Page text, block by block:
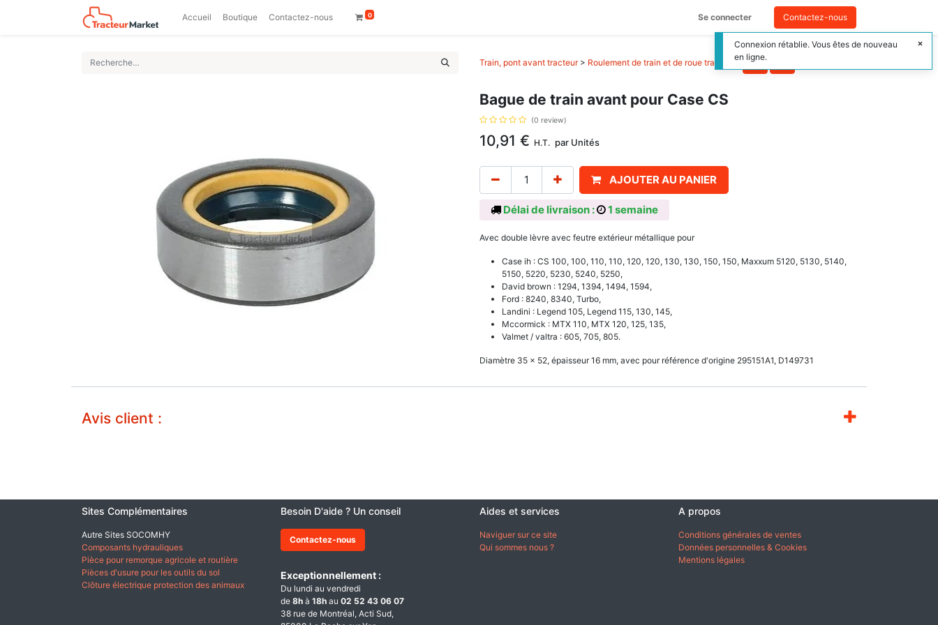
Accueil Boutique Contactez-nous 0 Se connecter Contactez-nous
Train, pont avant tracteur> Roulement de train et de roue tracteur >
Bague de train avant pour Case CS
(0 review)
10,91 € H.T. par Unités
AJOUTER AU PANIER
Délai de livraison : 1 semaine
Avec double lèvre avec feutre extérieur métallique pour
Case ih : CS 100, 100, 110, 110, 120, 120, 130, 130, 150, 150, Maxxum 5120, 5130, 5140,
5150, 5220, 5230, 5240, 5250,
David brown : 1294, 1394, 1494, 1594,
Ford : 8240, 8340, Turbo,
Landini : Legend 105, Legend 115, 130, 145,
Mccormick : MTX 110, MTX 120, 125, 135,
Valmet / valtra : 605, 705, 805.
Diamètre 35 x 52, épaisseur 16 mm, avec pour référence d'origine 295151A1, D149731
Avis client :
Sites Complémentaires
Autre Sites SOCOMHY
Composants hydrauliques
Pièce pour remorque agricole et routière
Pièces d'usure pour les outils du sol
Clôture électrique protection des animaux
Besoin D'aide ? Un conseil
Contactez-nous
Exceptionnellement :
Du lundi au vendredi
de 8h à 18h au 02 52 43 06 07
38 rue de Montréal, Acti Sud,
Aides et services
Naviguer sur ce site
Qui sommes nous ?
A propos
Conditions générales de ventes
Données personnelles & Cookies
Mentions légales
Connexion rétablie. Vous êtes de nouveau
en ligne.